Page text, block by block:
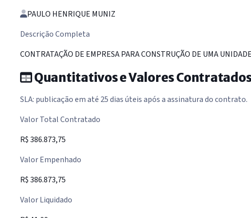
PAULO HENRIQUE MUNIZ
Descrição Completa
CONTRATAÇÃO DE EMPRESA PARA CONSTRUÇÃO DE UMA
Quantitativos e Valores
SLA: publicação em até 25 dias úteis após a assinatura do contrato.
Valor Total Contratado
R$ 386.873,75
Valor Empenhado
R$ 386.873,75
Valor Liquidado